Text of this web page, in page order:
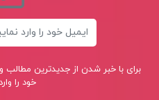
کتاب تاریخ اساطیری
کتاب پایگاه داده
برای با خبر شدن از جدیدترین مطالب
خود را